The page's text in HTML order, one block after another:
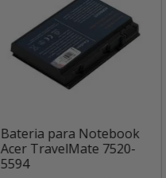
Bateria para Notebook
Acer TravelMate 7520-
5594